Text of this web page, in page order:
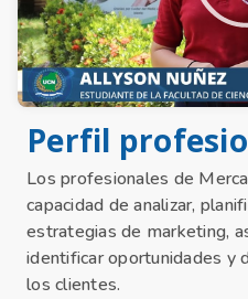
Perfil
Los profesionales de
capacidad de analizar,
estrategias de marketing,
identificar oportunidades y
los clientes.